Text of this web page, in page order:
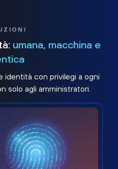
umana, macchina e
identità con privilegi a ogni
solo agli amministratori.